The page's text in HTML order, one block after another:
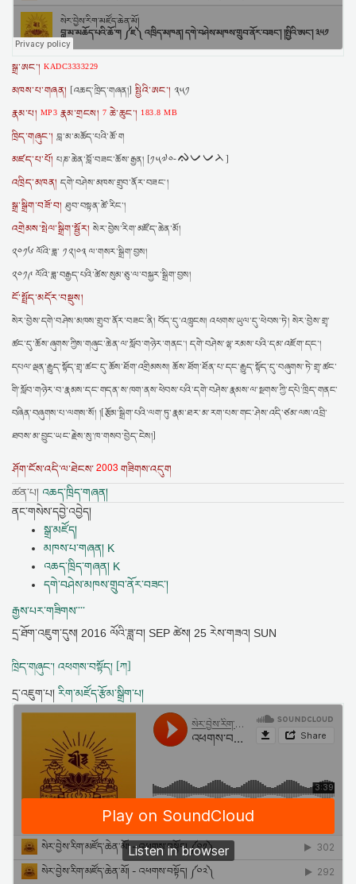
སྒྲ་ཨང་།KADC3333229
མཁས་པ་གཞན། [འཆད་ཁྲིད་གཞན།]སྤྱིའི་ཨང་། ༣༥༡
རྣམ་པ། MP3 རྣམ་གྲངས། 7 ཆེ་ཆུང་། 183.8 MB
ཁྲིད་གཞུང་།བླ་མ་མཆོད་པའི་ཆོ་ག
མཛད་པ་པོ།པཎ་ཆེན་བློ་བཟང་ཆོས་རྒྱན། [༡༥༧༠-ᨁᨆᨆᨂ]
འཁྲིད་མཁན།དགེ་བཤེས་མཁས་གྲུབ་ནོར་བཟང་།
སྒྲ་སྒྲིག་བཟོ་བ།ཐུབ་བསྟན་ཚེ་རིང་།
འགྲེམས་སྤེལ་སྒྲིག་སྦྱོར། སེར་བྱེས་རིག་མཛོད་ཆེན་མོ།
༢༠༡༦ ལོའི་ཟླ་ ༡༢།༠༣ ལ་གསར་སྒྲིག་བྱས།
༢༠༡༩ ལོའི་ཟླ་བརྒྱད་པའི་ཚེས་སུམ་ཅུ་ལ་བསྐྱར་སྒྲིག་བྱས།
ངོ་སྤྲོད་མདོར་བསྡུས།
སེར་བྱེས་དགེ་བཤེས་མཁས་གྲུབ་ནོར་བཟང་ནི། བོད་དུ་འཁྲུངས། འཕགས་ཡུལ་དུ་ཕེབས་ཏེ། སེར་བྱེས་གྲྭ་
ཚང་དུ་ཆོས་ཞུགས་ཀྱིས་གཞུང་ཆེན་ལ་སློབ་གཉེར་གནང་། དགེ་བཤེས་ལྷ་རམས་པའི་དམ་འཇོག་དང་།
དཔལ་ལྡན་རྒྱུད་སྟོད་གྲྭ་ཚང་དུ་ཆོས་ཐོག་འགྲིམསས། ཆོས་ཐོག་ཐོན་པ་དང་རྒྱུད་སྟོད་དུ་བཞུགས་ཏེ་གྲྭ་ཚང་
གི་སློབ་གཉེར་བ་རྣམས་དང་གདན་ས་ཁག་ནས་ཕེབས་པའི་དགེ་བཤེས་རྣམས་ལ་སྔགས་ཀྱི་དཔེ་ཁྲིད་གནང་
བཞིན་བཞུགས་པ་ལགས་སོ། །[རྩོམ་སྒྲིག་པའི་ལག་ཏུ་རྣམ་ཐར་མ་རག་པས་གང་ཤེས་འདི་ཙམ་ལས་འབྲི་
ཐབས་མ་བྱུང་ཡང་རྗེས་སུ་ཁ་གསབ་བྱེད་ངེས།]
ཤོག་ངོས་འདི་ལ་ཐེངས་2003 གཟིགས་འདུག
ཚན་པ། འཆད་ཁྲིད་གཞན།
ནང་གསེས་དབྱེ་འབྱེད།
སྒྲ་མཛོད།
མཁས་པ་གཞན། K
འཆད་ཁྲིད་གཞན། K
དགེ་བཤེས་མཁས་གྲུབ་ནོར་བཟང་།
རྒྱས་པར་གཟིགས་་་་
དྲ་ཐོག་འཇུག་དུས། 2016 ལོའི་ཟླ་བ། SEP ཚེས། 25 རེས་གཟའ། SUN
ཁྲིད་གཞུང་། འཕགས་བསྟོད། [ཀ]
དྲ་འཇུག་པ། རིག་མཛོད་རྩོམ་སྒྲིག་པ།